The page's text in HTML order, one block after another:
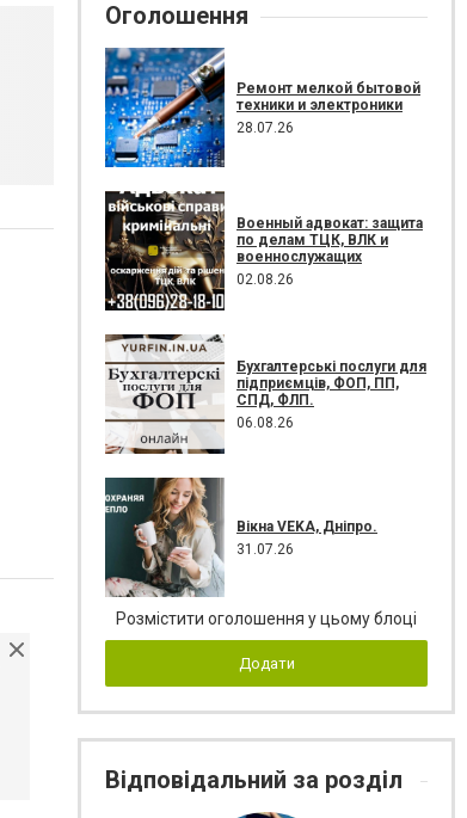
Оголошення
Ремонт мелкой бытовой
техники и электроники
28.07.26
Военный адвокат: защита
по делам ТЦК, ВЛК и
военнослужащих
02.08.26
Бухгалтерські послуги для
підприємців, ФОП, ПП,
СПД, ФЛП.
06.08.26
Вікна VEKA, Дніпро.
31.07.26
Розмістити оголошення у цьому блоці
Додати
Відповідальний за розділ